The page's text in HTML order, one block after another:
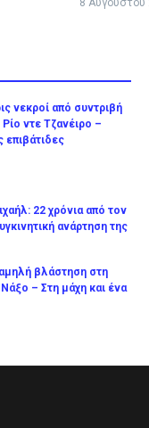
8 Αυγούστου
νεκροί από συντριβή
ντε Τζανέιρο –
επιβάτιδες
22 χρόνια από τον
ανάρτηση της
βλάστηση στη
– Στη μάχη και ένα